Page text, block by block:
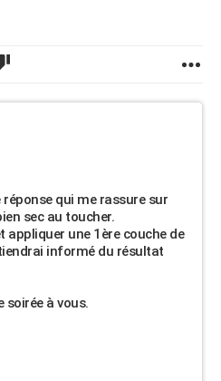
qui me rassure sur
sec au toucher.
appliquer une 1ère couche de
informé du résultat
soirée à vous.